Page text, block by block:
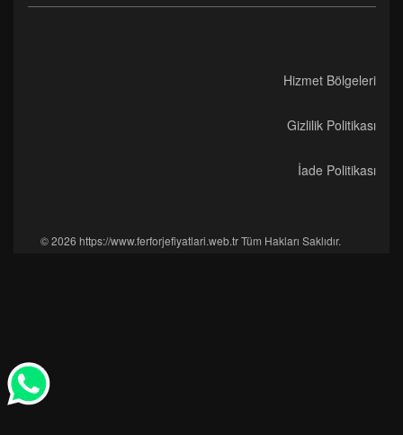
Hizmet Bölgeleri
Gizlilik Politikası
İade Politikası
© 2026 https://www.ferforjefiyatlari.web.tr Tüm Hakları Saklıdır.